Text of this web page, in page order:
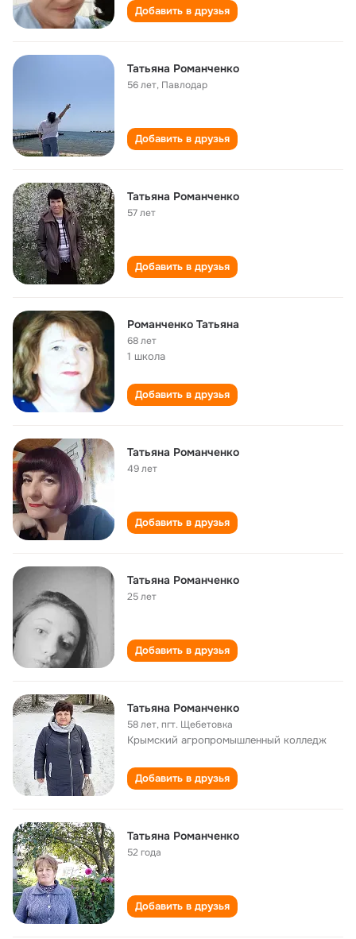
Добавить в друзья
Татьяна Романченко
56 лет, Павлодар
Добавить в друзья
Татьяна Романченко
57 лет
Добавить в друзья
Романченко Татьяна
68 лет
1 школа
Добавить в друзья
Татьяна Романченко
49 лет
Добавить в друзья
Татьяна Романченко
25 лет
Добавить в друзья
Татьяна Романченко
58 лет,пгт. Щебетовка
Крымский агропромышленный колледж
Добавить в друзья
Татьяна Романченко
52 года
Добавить в друзья